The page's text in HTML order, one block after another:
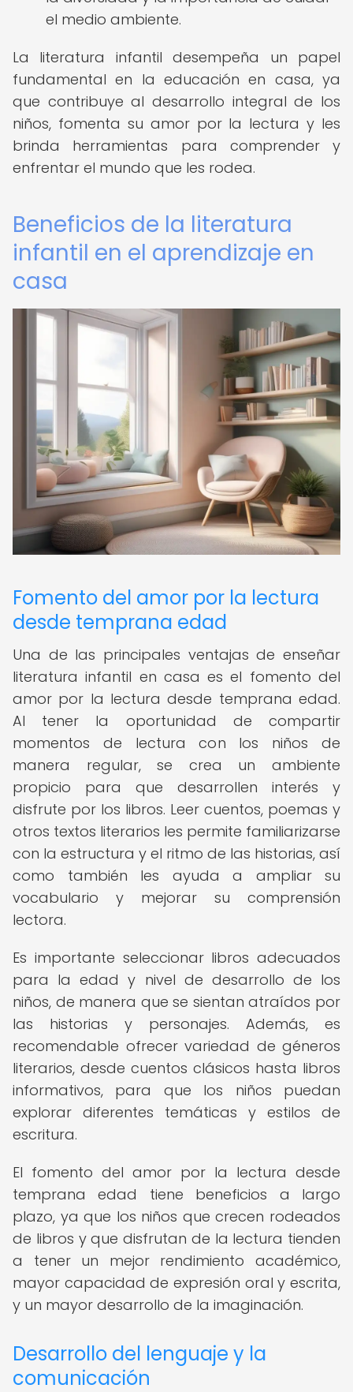
el medio ambiente.
La literatura infantil desempeña un papel
fundamental en la educación en casa, ya
que contribuye al desarrollo integral de los
niños, fomenta su amor por la lectura y les
brinda herramientas para comprender y
enfrentar el mundo que les rodea.
Beneficios de la literatura
infantil en el aprendizaje en
casa
Fomento del amor por la lectura
desde temprana edad
Una de las principales ventajas de enseñar
literatura infantil en casa es el fomento del
amor por la lectura desde temprana edad.
Al tener la oportunidad de compartir
momentos de lectura con los niños de
manera regular, se crea un ambiente
propicio para que desarrollen interés y
disfrute por los libros. Leer cuentos, poemas y
otros textos literarios les permite familiarizarse
con la estructura y el ritmo de las historias, así
como también les ayuda a ampliar su
vocabulario y mejorar su comprensión
lectora.
Es importante seleccionar libros adecuados
para la edad y nivel de desarrollo de los
niños, de manera que se sientan atraídos por
las historias y personajes. Además, es
recomendable ofrecer variedad de géneros
literarios, desde cuentos clásicos hasta libros
informativos, para que los niños puedan
explorar diferentes temáticas y estilos de
escritura.
El fomento del amor por la lectura desde
temprana edad tiene beneficios a largo
plazo, ya que los niños que crecen rodeados
de libros y que disfrutan de la lectura tienden
a tener un mejor rendimiento académico,
mayor capacidad de expresión oral y escrita,
y un mayor desarrollo de la imaginación.
Desarrollo del lenguaje y la
comunicación